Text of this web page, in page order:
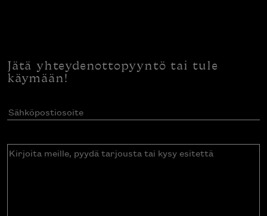
Jätä yhteydenottopyyntö tai tule
käymään!
Sähköpostiosoite(Pakollinen)
Kirjoita